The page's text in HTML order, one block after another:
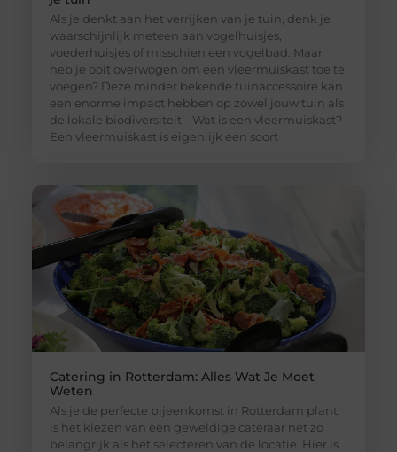
Als je denkt aan het verrijken van je tuin, denk je
waarschijnlijk meteen aan vogelhuisjes,
voederhuisjes of misschien een vogelbad. Maar
heb je ooit overwogen om een vleermuiskast toe te
voegen? Deze minder bekende tuinaccessoire kan
een enorme impact hebben op zowel jouw tuin als
de lokale biodiversiteit. Wat is een vleermuiskast?
Een vleermuiskast is eigenlijk een soort
Catering in Rotterdam: Alles Wat Je Moet
Weten
Als je de perfecte bijeenkomst in Rotterdam plant,
is het kiezen van een geweldige cateraar net zo
belangrijk als het selecteren van de locatie. Hier is